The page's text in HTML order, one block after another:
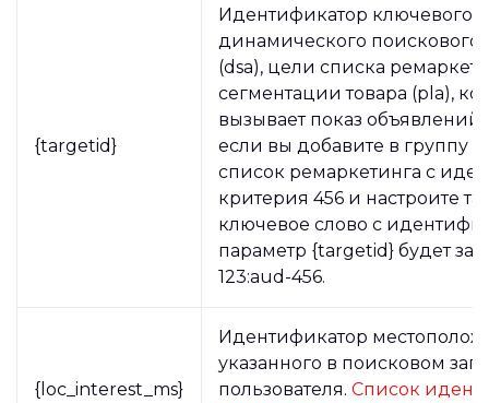
{targetid}
Идентификатор ключевого
динамического поискового
(dsa), цели списка
сегментации товара (pla),
вызывает показ
если вы добавите в группу
список ремаркетинга с
критерия 456 и настроите
ключевое слово с
параметр {targetid} будет
123:aud-456.
{loc_interest_ms}
Идентификатор
указанного в поисковом
пользователя. Список